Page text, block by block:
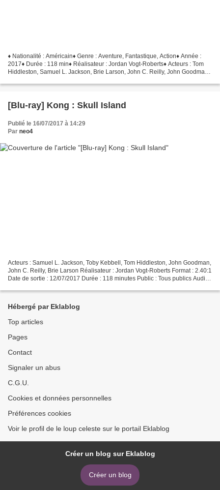
♦ Nationalité : Américain♦ Genre : Aventure, Fantastique, Action♦ Année :
2017♦ Durée : 118 min♦ Réalisateur : Jordan Vogt-Roberts♦ Acteurs : Tom
Hiddleston, Samuel L. Jackson, Brie Larson, John C. Reilly, John Goodman •
[Blu-ray] Kong : Skull Island
Publié le 16/07/2017 à 14:29
Par neo4
Acteurs : Samuel L. Jackson, Toby Kebbell, Tom Hiddleston, John Goodman,
John C. Reilly, Brie Larson Réalisateur : Jordan Vogt-Roberts Format : 2.40:1
Date de sortie : 12/07/2017 Durée : 118 minutes Public : Tous publics Audio :
Hébergé par Eklablog
Top articles
Pages
Contact
Signaler un abus
C.G.U.
Cookies et données personnelles
Préférences cookies
Voir le profil de le loup celeste sur le portail Eklablog
Créer un blog sur Eklablog
Créer un blog